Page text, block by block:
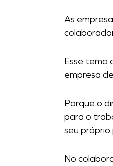
As
Esse tema
empresa
Porque o
para o
seu
No